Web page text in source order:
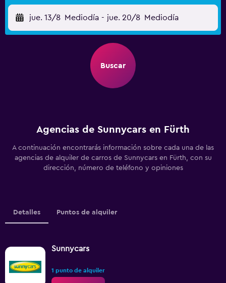
jue. 13/8 Mediodía - jue. 20/8 Mediodía
Buscar
Agencias de Sunnycars en Fürth
A continuación encontrarás información sobre cada una de las
agencias de alquiler de carros de Sunnycars en Fürth, con su
dirección, número de teléfono y opiniones
Detalles Puntos de alquiler
Sunnycars
1 punto de alquiler